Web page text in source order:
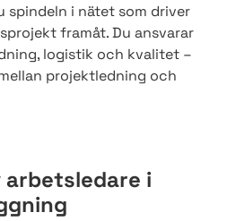
praktik (lärande i arbete)
från branschen
och formar innehållet
jobb efter examen
spindeln i nätet som driver
framåt. Du ansvarar
logistik och kvalitet –
projektledning och
anläggning
bygg och anläggning
i